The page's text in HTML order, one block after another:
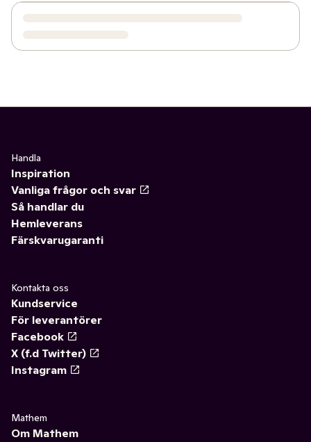
Handla
Inspiration
Vanliga frågor och svar
Så handlar du
Hemleverans
Färskvarugaranti
Kontakta oss
Kundservice
För leverantörer
Facebook
X (f.d Twitter)
Instagram
Mathem
Om Mathem